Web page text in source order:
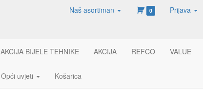
Naš asortiman 0 Prijava
AKCIJA BIJELE TEHNIKE AKCIJA REFCO VALUE
Opći uvjeti Košarica